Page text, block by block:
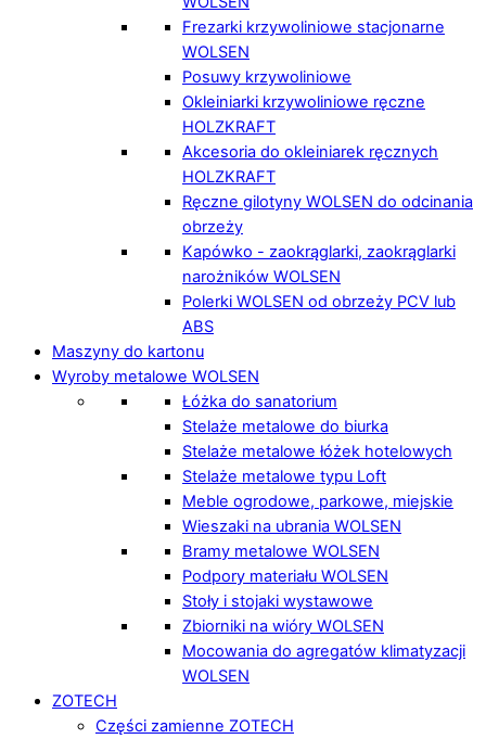
Frezarki krzywoliniowe stacjonarne
WOLSEN
Posuwy krzywoliniowe
Okleiniarki krzywoliniowe ręczne
HOLZKRAFT
Akcesoria do okleiniarek ręcznych
HOLZKRAFT
Ręczne gilotyny WOLSEN do odcinania
obrzeży
Kapówko - zaokrąglarki, zaokrąglarki
narożników WOLSEN
Polerki WOLSEN od obrzeży PCV lub
ABS
Maszyny do kartonu
Wyroby metalowe WOLSEN
Łóżka do sanatorium
Stelaże metalowe do biurka
Stelaże metalowe łóżek hotelowych
Stelaże metalowe typu Loft
Meble ogrodowe, parkowe, miejskie
Wieszaki na ubrania WOLSEN
Bramy metalowe WOLSEN
Podpory materiału WOLSEN
Stoły i stojaki wystawowe
Zbiorniki na wióry WOLSEN
Mocowania do agregatów klimatyzacji
WOLSEN
ZOTECH
Części zamienne ZOTECH